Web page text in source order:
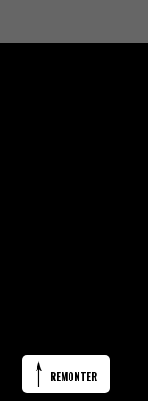
REMONTER